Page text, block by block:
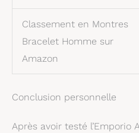
Classement en Montres
Bracelet Homme sur
Amazon
Conclusion personnelle
Après avoir testé l’Emporio